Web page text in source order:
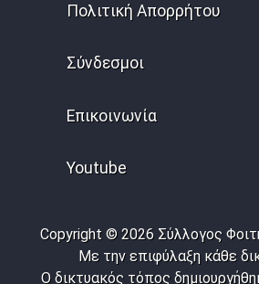
Πολιτική Απορρήτου
Σύνδεσμοι
Επικοινωνία
Youtube
Copyright © 2026 Σύλλογος
Με την επιφύλαξη κάθε
Ο δικτυακός τόπος